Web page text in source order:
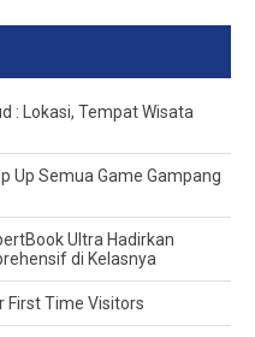
: Lokasi, Tempat Wisata
Up Semua Game Gampang
Ultra Hadirkan
di Kelasnya
First Time Visitors